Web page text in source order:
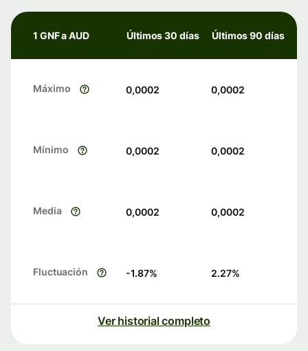
1 GNF a AUD Últimos 30 días Últimos 90 días
Máximo 0,0002 0,0002
Mínimo 0,0002 0,0002
Media 0,0002 0,0002
Fluctuación -1.87% 2.27%
Ver historial completo